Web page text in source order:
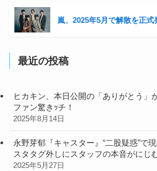
最近の投稿
ヒカキン、本日公開の「ありがとう」
ファン驚きｯチ！
2025年8月14日
永野芽郁『キャスター』“二股疑惑”で
スタタグ外しにスタッフの本音がにじ
2025年5月27日